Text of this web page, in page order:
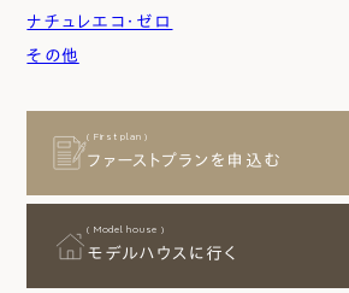
ナチュレエコ・ゼロ
その他
( First plan )
ファーストプランを申込む
( Model house )
モデルハウスに行く